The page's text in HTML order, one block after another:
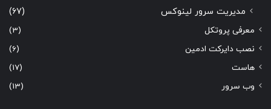
مدیریت سرور لینوکس (67)
معرفی پروتکل
(3)
نصب دایرکت ادمین
(6)
هاست
(17)
وب سرور
(13)